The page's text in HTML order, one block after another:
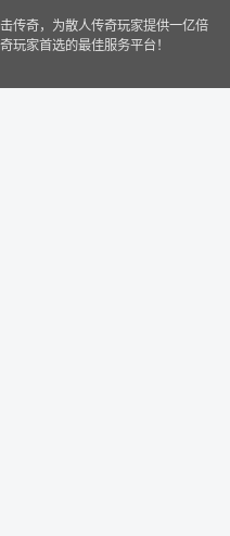
传奇，为散人传奇玩家提供一亿倍
玩家首选的最佳服务平台！